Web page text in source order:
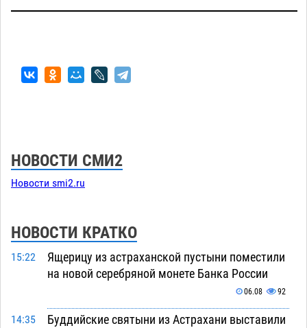
НОВОСТИ СМИ2
Новости smi2.ru
НОВОСТИ КРАТКО
15:22
Ящерицу из астраханской пустыни поместили
на новой серебряной монете Банка России
06.08 92
14:35
Буддийские святыни из Астрахани выставили